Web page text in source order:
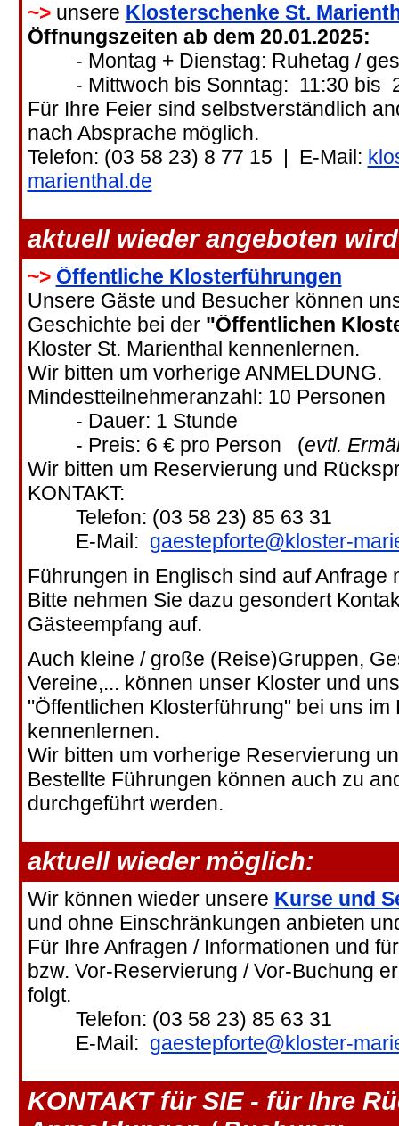
~>unsere Klosterschenke St.
Öffnungszeiten ab dem 20.01.2025:
- Montag + Dienstag: Ruhetag /
- Mittwoch bis Sonntag: 11:30 bis
Für Ihre Feier sind selbstverständlich
nach Absprache möglich.
Telefon: (03 58 23) 8 77 15 | E-Mail:
marienthal.de
aktuell wieder angeboten
~> Öffentliche Klosterführungen
Unsere Gäste und Besucher können
Geschichte bei der "Öffentlichen
Kloster St. Marienthal kennenlernen.
Wir bitten um vorherige ANMELDUNG.
Mindestteilnehmeranzahl: 10 Personen
- Dauer: 1 Stunde
- Preis: 6 € pro Person (evtl.
Wir bitten um Reservierung und
KONTAKT:
Telefon: (03 58 23) 85 63 31
E-Mail: gaestepforte@kloster-
Führungen in Englisch sind auf Anfrage
Bitte nehmen Sie dazu gesondert
Gästeempfang auf.
Auch kleine / große (Reise)Gruppen,
Vereine,... können unser Kloster und
"Öffentlichen Klosterführung" bei uns im
kennenlernen.
Wir bitten um vorherige Reservierung
Bestellte Führungen können auch zu
durchgeführt werden.
aktuell wieder möglich:
Wir können wieder unsere Kurse und
und ohne Einschränkungen anbieten
Für Ihre Anfragen / Informationen und
bzw. Vor-Reservierung / Vor-Buchung
folgt.
Telefon: (03 58 23) 85 63 31
E-Mail: gaestepforte@kloster-
KONTAKT für SIE - für Ihre